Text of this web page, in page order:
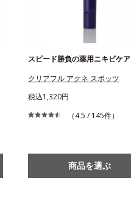
スピード勝負の薬用ニキビケア
クリアフル アクネ スポッツ
税込1,320円
（4.5 / 145件）
商品を選ぶ